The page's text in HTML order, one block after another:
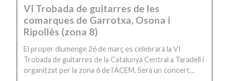
VI Trobada de guitarres de les
comarques de Garrotxa, Osona i
Ripollès (zona 8)
El proper diumenge 26 de març es celebrarà la VI
Trobada de guitarres de la Catalunya Central a Taradell i
organitzat per la zona 6 de l’ACEM. Serà un concert…